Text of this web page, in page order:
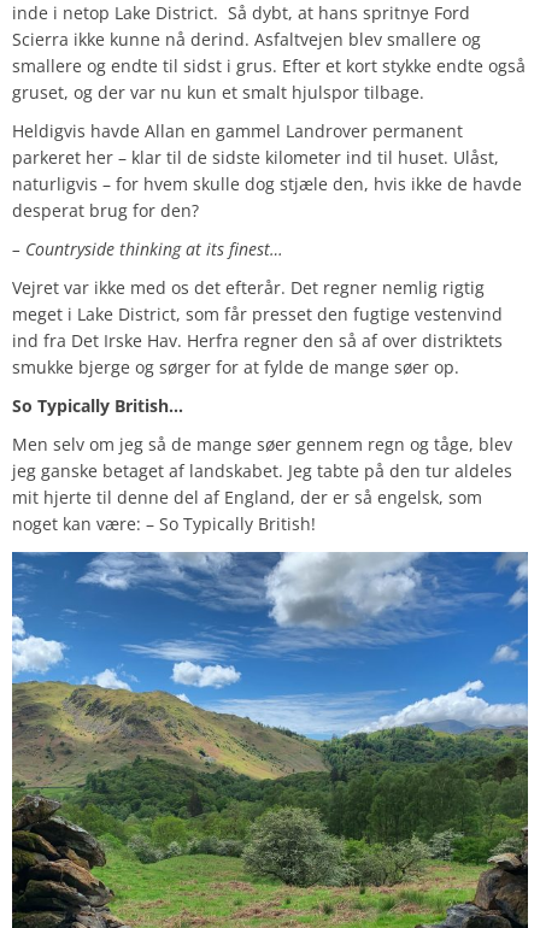
inde i netop Lake District. Så dybt, at hans spritnye Ford
Scierra ikke kunne nå derind. Asfaltvejen blev smallere og
smallere og endte til sidst i grus. Efter et kort stykke endte også
gruset, og der var nu kun et smalt hjulspor tilbage.
Heldigvis havde Allan en gammel Landrover permanent
parkeret her – klar til de sidste kilometer ind til huset. Ulåst,
naturligvis – for hvem skulle dog stjæle den, hvis ikke de havde
desperat brug for den?
– Countryside thinking at its finest…
Vejret var ikke med os det efterår. Det regner nemlig rigtig
meget i Lake District, som får presset den fugtige vestenvind
ind fra Det Irske Hav. Herfra regner den så af over distriktets
smukke bjerge og sørger for at fylde de mange søer op.
So Typically British…
Men selv om jeg så de mange søer gennem regn og tåge, blev
jeg ganske betaget af landskabet. Jeg tabte på den tur aldeles
mit hjerte til denne del af England, der er så engelsk, som
noget kan være: – So Typically British!